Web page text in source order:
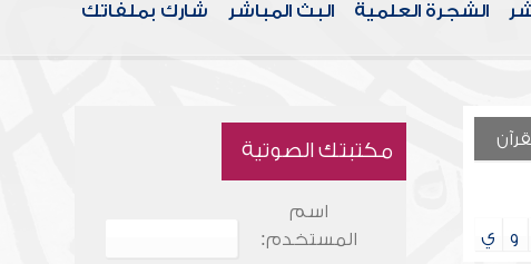
الشجرة العلمية البث المباشر شارك بملفاتك
و ي
مكتبتك الصوتية
اسم
المستخدم: